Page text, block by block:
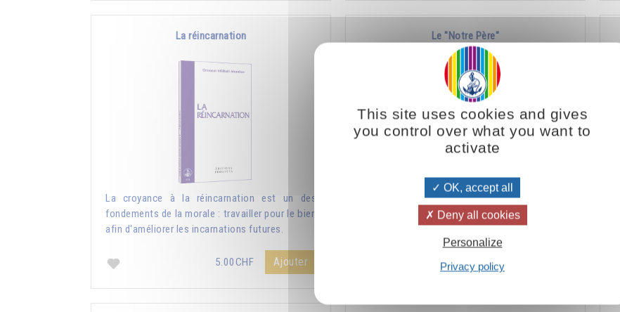
La réincarnation
La croyance à la réincarnation est un des
fondements de la morale : travailler pour le bien
afin d'améliorer les incarnations futures.
5.00CHF Ajouter
Le "Notre Père"
Jésus a mis dans "Le Notre Père" une science
très ancienne qui existait déjà bien avant lui et
qu'il avait reçue de la tradition.
5.00CHF
This site uses cookies and gives
you control over what you want to
activate
OK, accept all
Deny all cookies
Personalize
Privacy policy